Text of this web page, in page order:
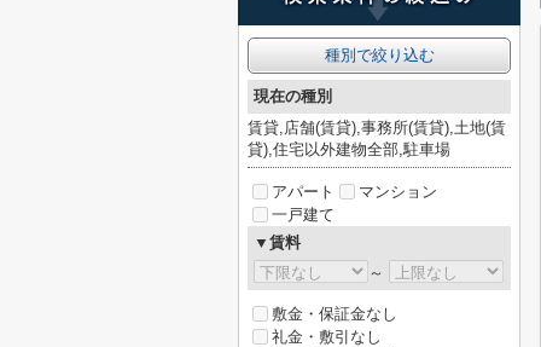
種別で絞り込む
現在の種別
賃貸,店舗(賃貸),事務所(賃貸),土地(賃
貸),住宅以外建物全部,駐車場
アパート
マンション
一戸建て
▼賃料
～
敷金・保証金なし
礼金・敷引なし